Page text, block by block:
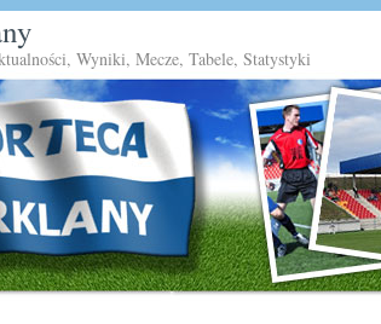
Wyniki, Mecze, Tabele, Statystyki